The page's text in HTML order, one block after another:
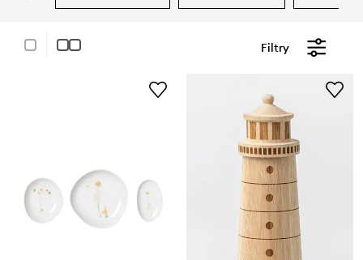
Filtry